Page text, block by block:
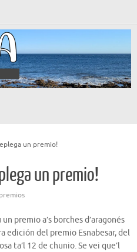
un premio!
un premio!
premios
premio a’s borches d’aragonés
edición del premio Esnabesar, del
ta’l 12 de chunio. Se vei que’l